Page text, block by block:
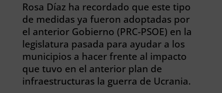
Rosa Díaz ha recordado que este tipo
de medidas ya fueron adoptadas por
el anterior Gobierno (PRC-PSOE) en la
legislatura pasada para ayudar a los
municipios a hacer frente al impacto
que tuvo en el anterior plan de
infraestructuras la guerra de Ucrania.